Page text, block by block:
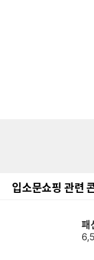
입소문쇼핑 관련
패